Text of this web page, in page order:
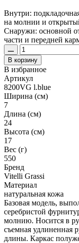
Внутри:
на молнии и
Снаружи: основной
части и передней
В корзину
В избранное
Артикул
8200VG l.blue
Ширина (см)
7
Длина (см)
24
Высота (см)
17
Вес (г)
550
Бренд
Vitelli Grassi
Материал
натуральная кожа
Базовая модель,
серебристой
молнию. Носится в
съемная удлиненная
длины. Каркас